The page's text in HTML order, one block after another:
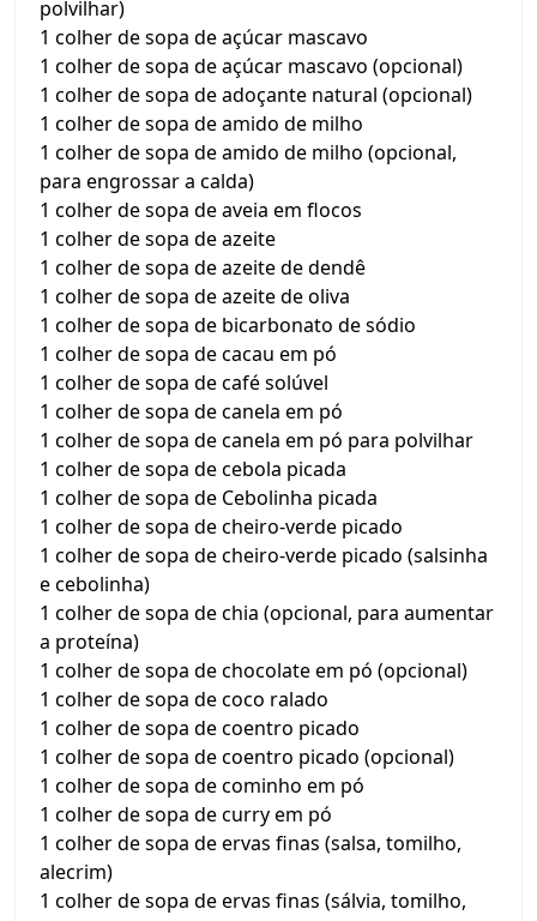
polvilhar)
1 colher de sopa de açúcar mascavo
1 colher de sopa de açúcar mascavo (opcional)
1 colher de sopa de adoçante natural (opcional)
1 colher de sopa de amido de milho
1 colher de sopa de amido de milho (opcional,
para engrossar a calda)
1 colher de sopa de aveia em flocos
1 colher de sopa de azeite
1 colher de sopa de azeite de dendê
1 colher de sopa de azeite de oliva
1 colher de sopa de bicarbonato de sódio
1 colher de sopa de cacau em pó
1 colher de sopa de café solúvel
1 colher de sopa de canela em pó
1 colher de sopa de canela em pó para polvilhar
1 colher de sopa de cebola picada
1 colher de sopa de Cebolinha picada
1 colher de sopa de cheiro-verde picado
1 colher de sopa de cheiro-verde picado (salsinha
e cebolinha)
1 colher de sopa de chia (opcional, para aumentar
a proteína)
1 colher de sopa de chocolate em pó (opcional)
1 colher de sopa de coco ralado
1 colher de sopa de coentro picado
1 colher de sopa de coentro picado (opcional)
1 colher de sopa de cominho em pó
1 colher de sopa de curry em pó
1 colher de sopa de ervas finas (salsa, tomilho,
alecrim)
1 colher de sopa de ervas finas (sálvia, tomilho,